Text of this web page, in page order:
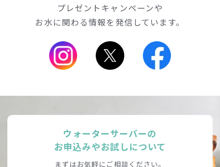
情報は含まれておらず、効率的な広告配信やアクセス状況
の計測を目的として使用され、その他の目的には使用され
無効化をご希望される方は、お手数ですが以下の手順に従
い、手続きを行ってください。尚、ブラウザの変更、クッ
キー等の削除及び新しいPC、スマートフォンへ変更等の場
http://www.dac.co.jp/utility/data-policy
プレゼントキャンペーンや
お水に関わる情報を発信しています。
ウォーターサーバーの
お申込みやお試しについて
まずはお気軽にご相談ください。